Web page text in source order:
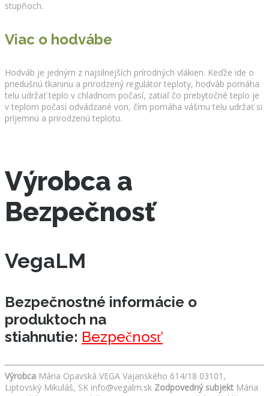
stupňoch.
Viac o hodvábe
Hodváb je jedným z najsilnejších prírodných vlákien. Keďže ide o
priedušnú tkaninu a prirodzený regulátor teploty, hodváb pomáha
telu udržať teplo v chladnom počasí, zatiaľ čo prebytočné teplo je
v teplom počasí odvádzané von, čím pomáha vášmu telu udržať si
príjemnú a prirodzenú teplotu.
Výrobca a
Bezpečnosť
VegaLM
Bezpečnostné informácie o
produktoch na
stiahnutie: Bezpečnosť
Výrobca Mária Opavská VEGA Vajanského 614/18 03101,
Liptovský Mikuláš, SK info@vegalm.sk Zodpovedný subjekt Mária